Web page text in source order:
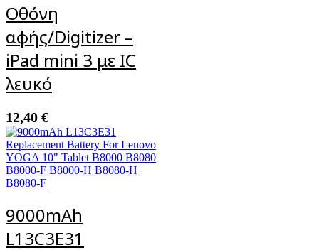
Οθόνη
αφής/Digitizer –
iPad mini 3 με IC
λευκό
12,40 €
9000mAh
L13C3E31